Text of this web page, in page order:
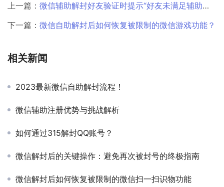
上一篇： 微信辅助解封好友验证时提示“好友未满足辅助条件”怎么办？
下一篇： 微信自助解封后如何恢复被限制的微信游戏功能？
相关新闻
2023最新微信自助解封流程！
微信辅助注册优势与挑战解析
如何通过315解封QQ账号？
微信解封后的关键操作：避免再次被封号的终极指南
微信解封后如何恢复被限制的微信扫一扫识物功能